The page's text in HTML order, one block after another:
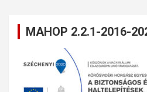
MAHOP 2.2.1-2016-